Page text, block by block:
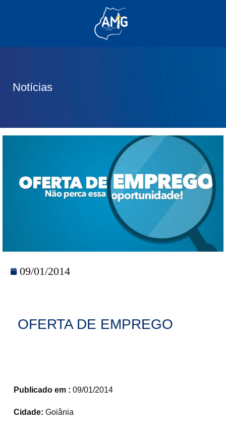
Notícias
09/01/2014
OFERTA DE EMPREGO
Publicado em : 09/01/2014
Cidade: Goiânia